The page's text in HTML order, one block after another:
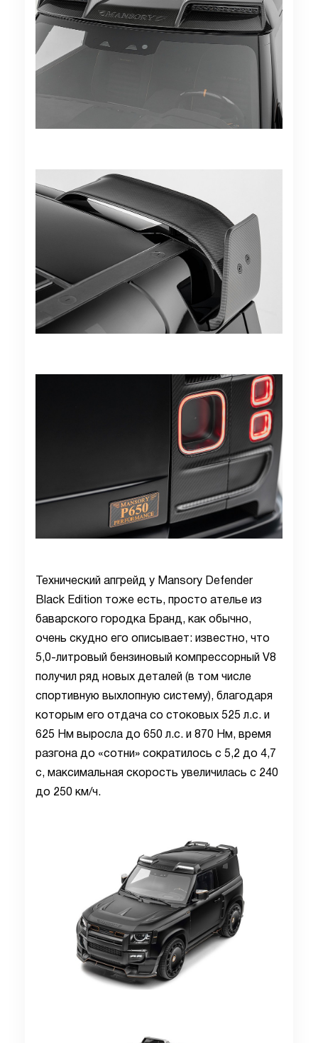
Технический апгрейд у Mansory Defender
Black Edition тоже есть, просто ателье из
баварского городка Бранд, как обычно,
очень скудно его описывает: известно, что
5,0-литровый бензиновый компрессорный V8
получил ряд новых деталей (в том числе
спортивную выхлопную систему), благодаря
которым его отдача со стоковых 525 л.с. и
625 Нм выросла до 650 л.с. и 870 Нм, время
разгона до «сотни» сократилось с 5,2 до 4,7
с, максимальная скорость увеличилась с 240
до 250 км/ч.